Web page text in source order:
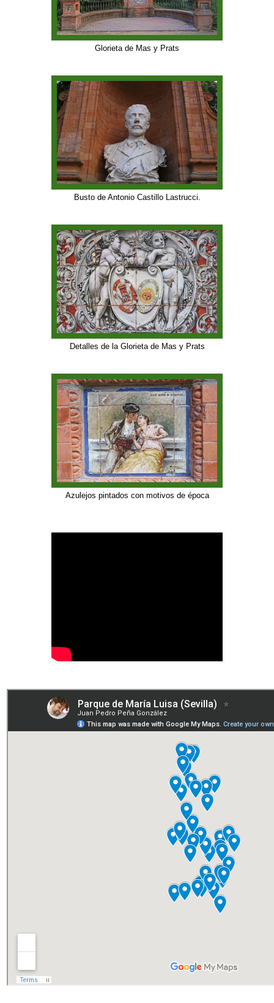
Glorieta de Mas y Prats
Busto de Antonio Castillo Lastrucci.
Detalles de la Glorieta de Mas y Prats
Azulejos pintados con motivos de época